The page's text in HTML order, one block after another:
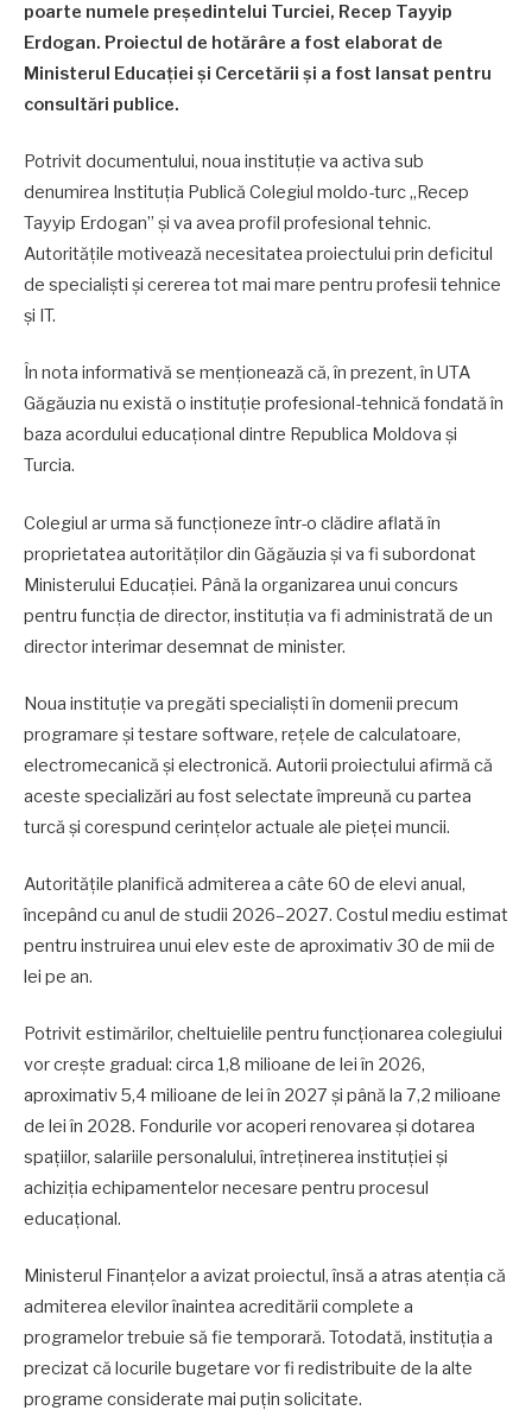
poarte numele președintelui Turciei, Recep Tayyip
Erdogan. Proiectul de hotărâre a fost elaborat de
Ministerul Educației și Cercetării și a fost lansat pentru
consultări publice.
Potrivit documentului, noua instituție va activa sub
denumirea Instituția Publică Colegiul moldo-turc „Recep
Tayyip Erdogan” și va avea profil profesional tehnic.
Autoritățile motivează necesitatea proiectului prin deficitul
de specialiști și cererea tot mai mare pentru profesii tehnice
și IT.
În nota informativă se menționează că, în prezent, în UTA
Găgăuzia nu există o instituție profesional-tehnică fondată în
baza acordului educațional dintre Republica Moldova și
Turcia.
Colegiul ar urma să funcționeze într-o clădire aflată în
proprietatea autorităților din Găgăuzia și va fi subordonat
Ministerului Educației. Până la organizarea unui concurs
pentru funcția de director, instituția va fi administrată de un
director interimar desemnat de minister.
Noua instituție va pregăti specialiști în domenii precum
programare și testare software, rețele de calculatoare,
electromecanică și electronică. Autorii proiectului afirmă că
aceste specializări au fost selectate împreună cu partea
turcă și corespund cerințelor actuale ale pieței muncii.
Autoritățile planifică admiterea a câte 60 de elevi anual,
începând cu anul de studii 2026–2027. Costul mediu estimat
pentru instruirea unui elev este de aproximativ 30 de mii de
lei pe an.
Potrivit estimărilor, cheltuielile pentru funcționarea colegiului
vor crește gradual: circa 1,8 milioane de lei în 2026,
aproximativ 5,4 milioane de lei în 2027 și până la 7,2 milioane
de lei în 2028. Fondurile vor acoperi renovarea și dotarea
spațiilor, salariile personalului, întreținerea instituției și
achiziția echipamentelor necesare pentru procesul
educațional.
Ministerul Finanțelor a avizat proiectul, însă a atras atenția că
admiterea elevilor înaintea acreditării complete a
programelor trebuie să fie temporară. Totodată, instituția a
precizat că locurile bugetare vor fi redistribuite de la alte
programe considerate mai puțin solicitate.